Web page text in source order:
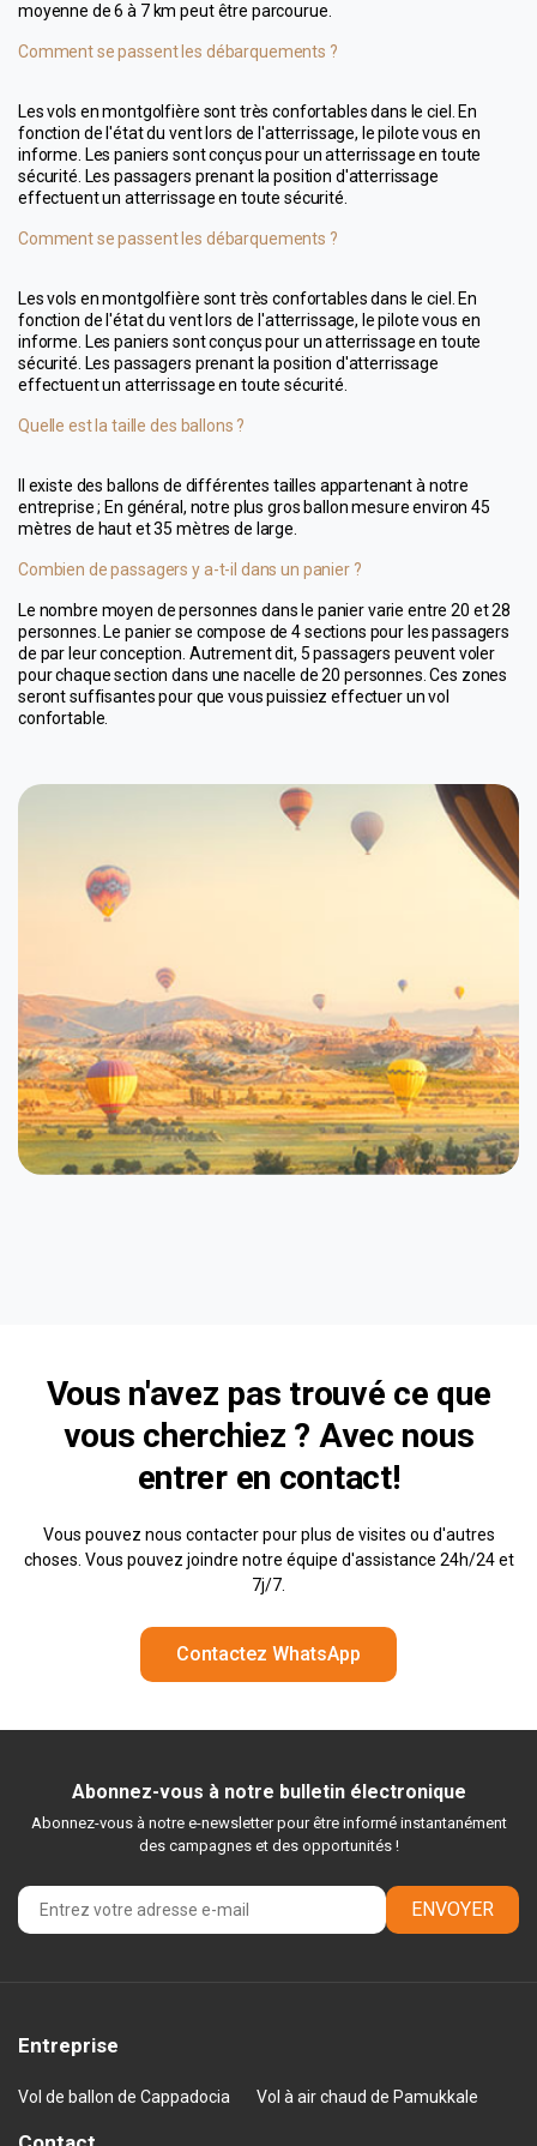
moyenne de 6 à 7 km peut être parcourue.
Comment se passent les débarquements ?
Les vols en montgolfière sont très confortables dans le ciel. En
fonction de l'état du vent lors de l'atterrissage, le pilote vous en
informe. Les paniers sont conçus pour un atterrissage en toute
sécurité. Les passagers prenant la position d'atterrissage
effectuent un atterrissage en toute sécurité.
Comment se passent les débarquements ?
Les vols en montgolfière sont très confortables dans le ciel. En
fonction de l'état du vent lors de l'atterrissage, le pilote vous en
informe. Les paniers sont conçus pour un atterrissage en toute
sécurité. Les passagers prenant la position d'atterrissage
effectuent un atterrissage en toute sécurité.
Quelle est la taille des ballons ?
Il existe des ballons de différentes tailles appartenant à notre
entreprise ; En général, notre plus gros ballon mesure environ 45
mètres de haut et 35 mètres de large.
Combien de passagers y a-t-il dans un panier ?
Le nombre moyen de personnes dans le panier varie entre 20 et 28
personnes. Le panier se compose de 4 sections pour les passagers
de par leur conception. Autrement dit, 5 passagers peuvent voler
pour chaque section dans une nacelle de 20 personnes. Ces zones
seront suffisantes pour que vous puissiez effectuer un vol
confortable.
Vous n'avez pas trouvé ce que
vous cherchiez ? Avec nous
entrer en contact!
Vous pouvez nous contacter pour plus de visites ou d'autres
choses. Vous pouvez joindre notre équipe d'assistance 24h/24 et
7j/7.
Contactez WhatsApp
Abonnez-vous à notre bulletin électronique
Abonnez-vous à notre e-newsletter pour être informé instantanément
des campagnes et des opportunités !
ENVOYER
Entreprise
Vol de ballon de Cappadocia Vol à air chaud de Pamukkale